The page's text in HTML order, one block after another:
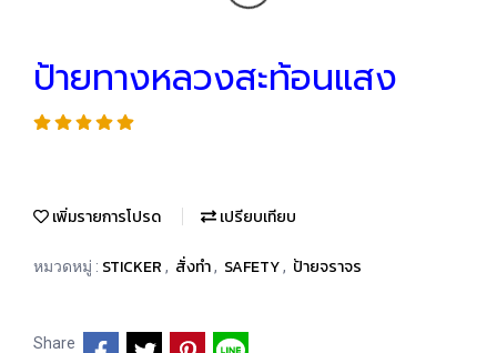
ป้ายทางหลวงสะท้อนแสง
เพิ่มรายการโปรด เปรียบเทียบ
หมวดหมู่ : STICKER , สั่งทำ, SAFETY, ป้ายจราจร
Share